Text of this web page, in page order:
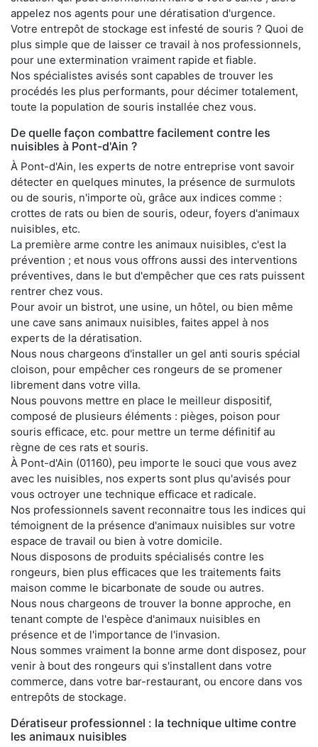
appelez nos agents pour une dératisation d'urgence.
Votre entrepôt de stockage est infesté de souris ? Quoi de
plus simple que de laisser ce travail à nos professionnels,
pour une extermination vraiment rapide et fiable.
Nos spécialistes avisés sont capables de trouver les
procédés les plus performants, pour décimer totalement,
toute la population de souris installée chez vous.
De quelle façon combattre facilement contre les
nuisibles à Pont-d'Ain ?
À Pont-d'Ain, les experts de notre entreprise vont savoir
détecter en quelques minutes, la présence de surmulots
ou de souris, n'importe où, grâce aux indices comme :
crottes de rats ou bien de souris, odeur, foyers d'animaux
nuisibles, etc.
La première arme contre les animaux nuisibles, c'est la
prévention ; et nous vous offrons aussi des interventions
préventives, dans le but d'empêcher que ces rats puissent
rentrer chez vous.
Pour avoir un bistrot, une usine, un hôtel, ou bien même
une cave sans animaux nuisibles, faites appel à nos
experts de la dératisation.
Nous nous chargeons d'installer un gel anti souris spécial
cloison, pour empêcher ces rongeurs de se promener
librement dans votre villa.
Nous pouvons mettre en place le meilleur dispositif,
composé de plusieurs éléments : pièges, poison pour
souris efficace, etc. pour mettre un terme définitif au
règne de ces rats et souris.
À Pont-d'Ain (01160), peu importe le souci que vous avez
avec les nuisibles, nos experts sont plus qu'avisés pour
vous octroyer une technique efficace et radicale.
Nos professionnels savent reconnaitre tous les indices qui
témoignent de la présence d'animaux nuisibles sur votre
espace de travail ou bien à votre domicile.
Nous disposons de produits spécialisés contre les
rongeurs, bien plus efficaces que les traitements faits
maison comme le bicarbonate de soude ou autres.
Nous nous chargeons de trouver la bonne approche, en
tenant compte de l'espèce d'animaux nuisibles en
présence et de l'importance de l'invasion.
Nous sommes vraiment la bonne arme dont disposez, pour
venir à bout des rongeurs qui s'installent dans votre
commerce, dans votre bar-restaurant, ou encore dans vos
entrepôts de stockage.
Dératiseur professionnel : la technique ultime contre
les animaux nuisibles